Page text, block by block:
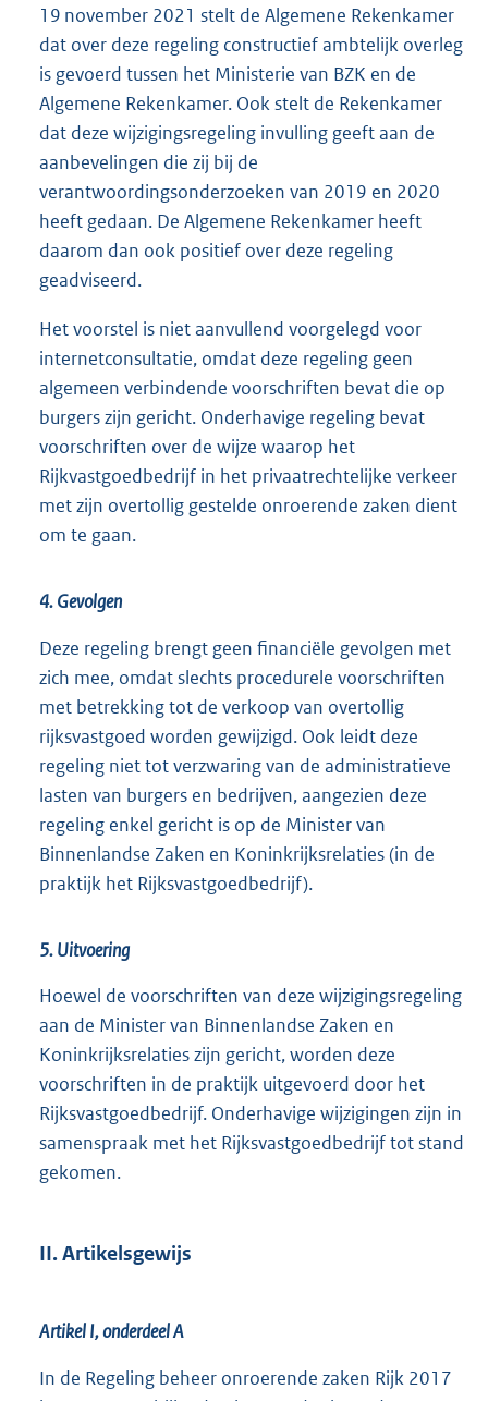
19 november 2021 stelt de Algemene Rekenkamer
dat over deze regeling constructief ambtelijk overleg
is gevoerd tussen het Ministerie van BZK en de
Algemene Rekenkamer. Ook stelt de Rekenkamer
dat deze wijzigingsregeling invulling geeft aan de
aanbevelingen die zij bij de
verantwoordingsonderzoeken van 2019 en 2020
heeft gedaan. De Algemene Rekenkamer heeft
daarom dan ook positief over deze regeling
geadviseerd.
Het voorstel is niet aanvullend voorgelegd voor
internetconsultatie, omdat deze regeling geen
algemeen verbindende voorschriften bevat die op
burgers zijn gericht. Onderhavige regeling bevat
voorschriften over de wijze waarop het
Rijkvastgoedbedrijf in het privaatrechtelijke verkeer
met zijn overtollig gestelde onroerende zaken dient
om te gaan.
4. Gevolgen
Deze regeling brengt geen financiële gevolgen met
zich mee, omdat slechts procedurele voorschriften
met betrekking tot de verkoop van overtollig
rijksvastgoed worden gewijzigd. Ook leidt deze
regeling niet tot verzwaring van de administratieve
lasten van burgers en bedrijven, aangezien deze
regeling enkel gericht is op de Minister van
Binnenlandse Zaken en Koninkrijksrelaties (in de
praktijk het Rijksvastgoedbedrijf).
5. Uitvoering
Hoewel de voorschriften van deze wijzigingsregeling
aan de Minister van Binnenlandse Zaken en
Koninkrijksrelaties zijn gericht, worden deze
voorschriften in de praktijk uitgevoerd door het
Rijksvastgoedbedrijf. Onderhavige wijzigingen zijn in
samenspraak met het Rijksvastgoedbedrijf tot stand
gekomen.
II. Artikelsgewijs
Artikel I, onderdeel A
In de Regeling beheer onroerende zaken Rijk 2017